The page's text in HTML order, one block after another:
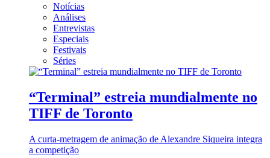
Notícias
Análises
Entrevistas
Especiais
Festivais
Séries
“Terminal” estreia mundialmente no
TIFF de Toronto
A curta-metragem de animação de Alexandre Siqueira integra
a competição